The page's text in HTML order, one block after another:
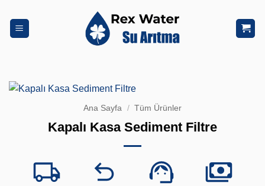
atla
Ana Sayfa / Tüm Ürünler
Kapalı Kasa Sediment Filtre